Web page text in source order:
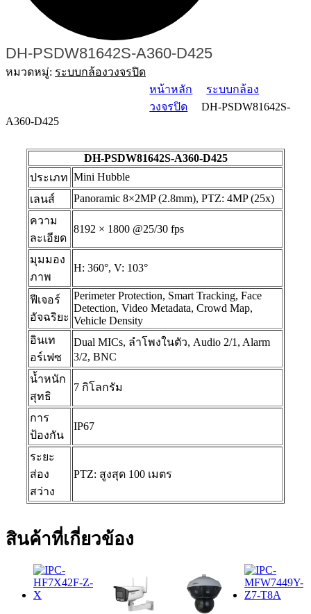
DH-PSDW81642S-A360-D425
หมวดหมู่: ระบบกล้องวงจรปิด
หน้าหลัก
ระบบกล้อง
วงจรปิด
DH-PSDW81642S-
A360-D425
DH-PSDW81642S-A360-D425
ประเภท Mini Hubble
เลนส์
Panoramic 8×2MP (2.8mm), PTZ: 4MP (25x)
ความ
ละเอียด
8192 × 1800 @25/30 fps
มุมมอง
ภาพ
H: 360°, V: 103°
ฟีเจอร์
อัจฉริยะ
Perimeter Protection, Smart Tracking, Face
Detection, Video Metadata, Crowd Map,
Vehicle Density
อินเท
อร์เฟซ
Dual MICs, ลำโพงในตัว, Audio 2/1, Alarm
3/2, BNC
น้ำหนัก
สุทธิ
7 กิโลกรัม
การ
ป้องกัน
IP67
ระยะ
ส่อง
สว่าง
PTZ: สูงสุด 100 เมตร
สินค้าที่เกี่ยวข้อง